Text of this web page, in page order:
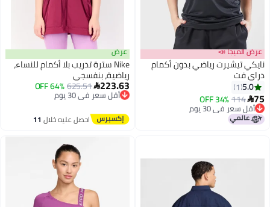
📣
رياضي بدون أكمام
34% OFF
في 30 يوم
في 30 يوم
عرض
Nike سترة تدريب بلا أكمام للنساء،
رياضية، بنفسجي

625.51
64% OFF أقل سعر في 30 يوم
توصيل مجاني
أقل سعر في 30 يوم
احصل عليه خلال11
اغسطس